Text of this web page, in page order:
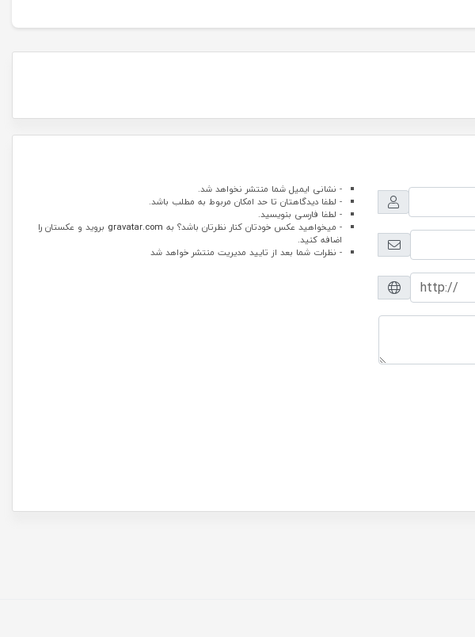
- نشانی ایمیل شما منتشر نخواهد شد.
- لطفا دیدگاهتان تا حد امکان مربوط به مطلب باشد.
- لطفا فارسی بنویسید.
- میخواهید عکس خودتان کنار نظرتان باشد؟ به gravatar.com بروید و عکستان را
اضافه کنید.
- نظرات شما بعد از تایید مدیریت منتشر خواهد شد